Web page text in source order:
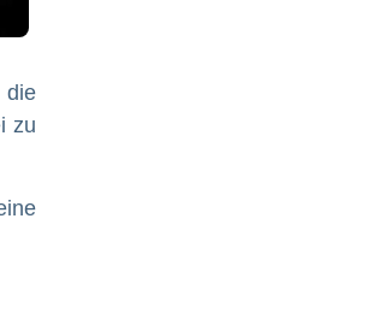
die
zu